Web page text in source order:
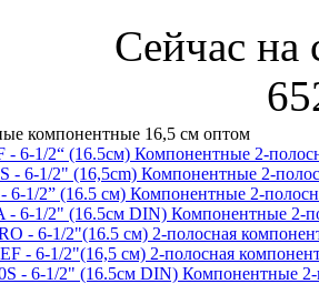
Сейчас на
компонентные 16,5 см оптом
- 6-1/2“ (16.5см) Компонентные 2-
- 6-1/2" (16,5cm) Компонентные 2-
6-1/2” (16.5 см) Компонентные 2-
- 6-1/2" (16.5см DIN) Компонентные 2-
- 6-1/2"(16.5 см) 2-полосная
- 6-1/2"(16,5 см) 2-полосная
- 6-1/2" (16.5см DIN) Компонентные